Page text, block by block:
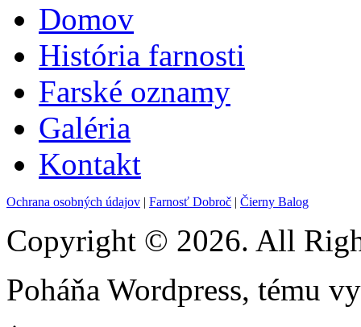
Domov
História farnosti
Farské oznamy
Galéria
Kontakt
Ochrana osobných údajov | Farnosť Dobroč | Čierny Balog
Copyright © 2026. All
Poháňa Wordpress, tému